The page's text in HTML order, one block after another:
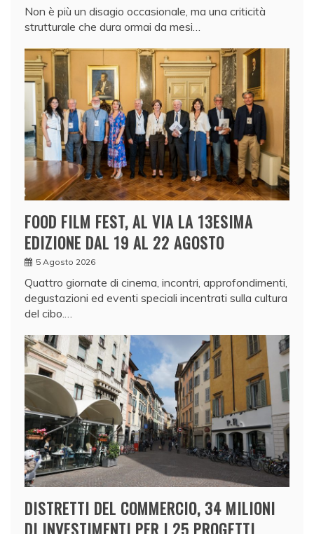
Non è più un disagio occasionale, ma una criticità
strutturale che dura ormai da mesi…
FOOD FILM FEST, AL VIA LA 13ESIMA
EDIZIONE DAL 19 AL 22 AGOSTO
5 Agosto 2026
Quattro giornate di cinema, incontri, approfondimenti,
degustazioni ed eventi speciali incentrati sulla cultura
del cibo.…
DISTRETTI DEL COMMERCIO, 34 MILIONI
DI INVESTIMENTI PER I 25 PROGETTI